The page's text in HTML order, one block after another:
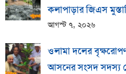
কলাপাড়ার জিএস
আগস্ট ৭, ২০২৬
ওলামা দলের
আসনের সংসদ সদস্য